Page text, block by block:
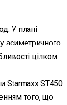
У плані
асиметричного
цілком
Starmaxx ST450
того, що